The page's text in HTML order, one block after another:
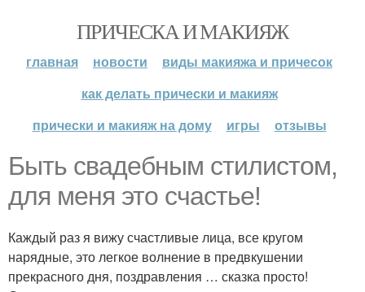
ПРИЧЕСКА И МАКИЯЖ
главная новости
виды макияжа и причесок
как делать прически и макияж
прически и макияж на дому
игры отзывы
Быть свадебным стилистом,
для меня это счастье!
Каждый раз я вижу счастливые лица, все кругом
нарядные, это легкое волнение в предвкушении
прекрасного дня, поздравления … сказка просто!